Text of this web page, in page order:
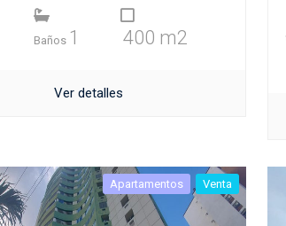
Baños 1 400 m2
Ver detalles
Apartamentos Venta